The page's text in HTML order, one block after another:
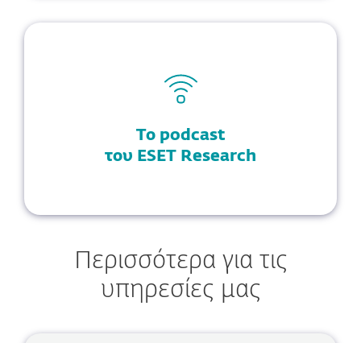
Το podcast
του ESET Research
Περισσότερα για τις
υπηρεσίες μας